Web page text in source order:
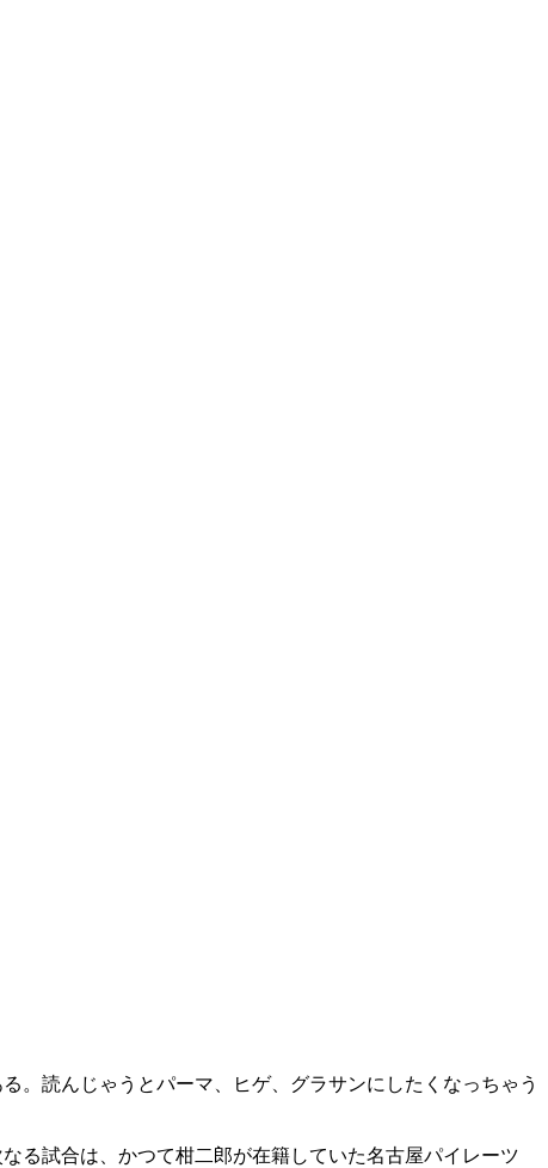
。読んじゃうとパーマ、ヒゲ、グラサンにしたくなっちゃう
試合は、かつて柑二郎が在籍していた名古屋パイレーツ